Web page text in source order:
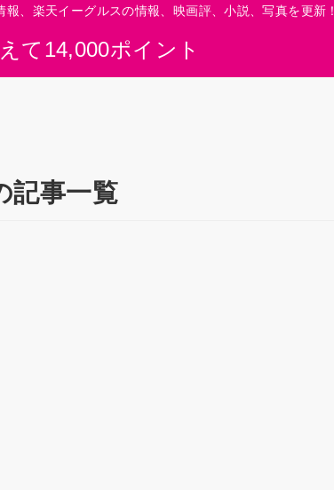
て14,000ポイント
、楽天イーグルスの情報、映画評、小説、写真を更新！
記事一覧